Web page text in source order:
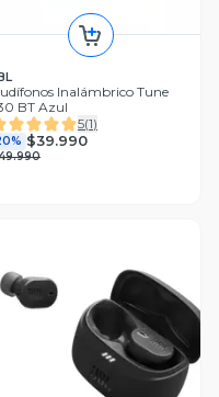
Inalámbrico Tune
BT Azul
5(1)
$39.990